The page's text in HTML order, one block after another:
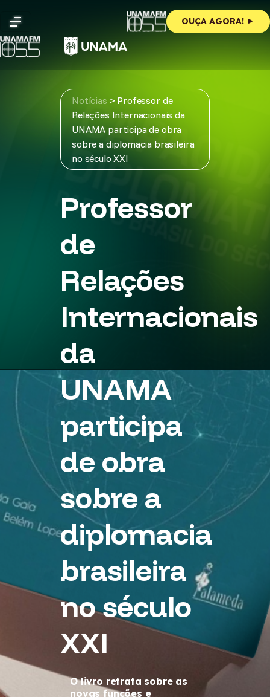
content
OUÇA AGORA!
Notícias > Professor de
Relações Internacionais da
UNAMA participa de obra
sobre a diplomacia brasileira
no século XXI
Professor
de
Relações
Internacionais
da
UNAMA
participa
de obra
sobre a
diplomacia
brasileira
no século
XXI
O livro retrata sobre as
novas funções e